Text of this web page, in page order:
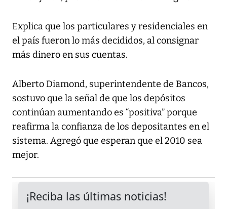
Explica que los particulares y residenciales en
el país fueron lo más decididos, al consignar
más dinero en sus cuentas.
Alberto Diamond, superintendente de Bancos,
sostuvo que la señal de que los depósitos
continúan aumentando es “positiva” porque
reafirma la confianza de los depositantes en el
sistema. Agregó que esperan que el 2010 sea
mejor.